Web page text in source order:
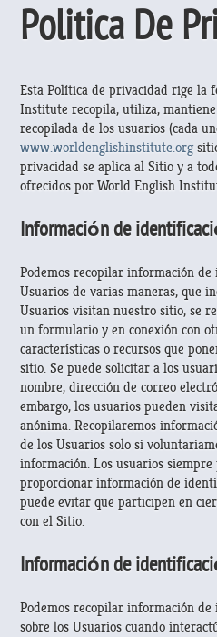
Politica De
Esta Política de privacidad rige la
Institute recopila, utiliza,
recopilada de los usuarios (cada
www.worldenglishinstitute.org
privacidad se aplica al Sitio y a
ofrecidos por World English
Información de
Podemos recopilar información
Usuarios de varias maneras, que
Usuarios visitan nuestro sitio, se
un formulario y en conexión con
características o recursos que
sitio. Se puede solicitar a los
nombre, dirección de correo
embargo, los usuarios pueden
anónima. Recopilaremos
de los Usuarios solo si
información. Los usuarios siempre
proporcionar información de
puede evitar que participen en
con el Sitio.
Información de
Podemos recopilar información
sobre los Usuarios cuando